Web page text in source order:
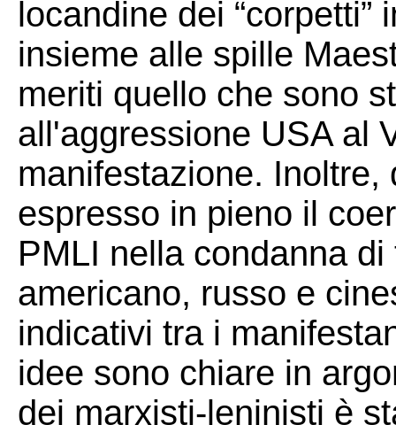
locandine dei
insieme alle spille
meriti quello che sono
all'aggressione USA al
manifestazione.
espresso in pieno il
PMLI nella condanna
americano, russo e
indicativi tra i
idee sono chiare in
dei marxisti-leninisti è